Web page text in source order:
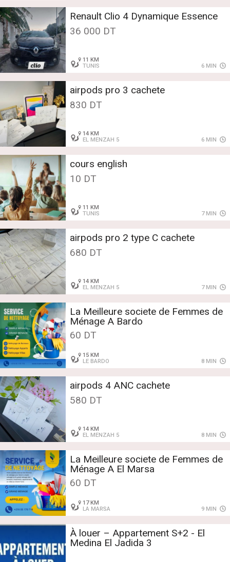
Renault Clio 4 Dynamique Essence
36 000 DT
11 KM
TUNIS
6 MIN
airpods pro 3 cachete
830 DT
14 KM
EL MENZAH 5
6 MIN
cours english
10 DT
11 KM
TUNIS
7 MIN
airpods pro 2 type C cachete
680 DT
14 KM
EL MENZAH 5
7 MIN
La Meilleure societe de Femmes de
Ménage A Bardo
60 DT
15 KM
LE BARDO
8 MIN
airpods 4 ANC cachete
580 DT
14 KM
EL MENZAH 5
8 MIN
La Meilleure societe de Femmes de
Ménage A El Marsa
60 DT
17 KM
LA MARSA
9 MIN
À louer – Appartement S+2 - El
Medina El Jadida 3